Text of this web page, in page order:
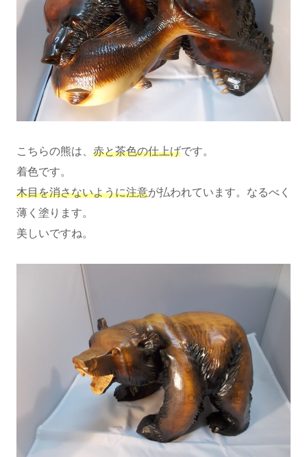
こちらの熊は、 赤と茶色の仕上げです。
着色です。
木目を消さないように注意が払われています。なるべく
薄く塗ります。
美しいですね。